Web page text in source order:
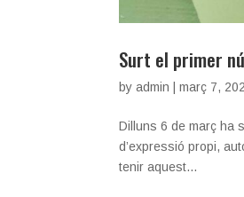
Surt el primer
byadmin |març 7,
Dilluns 6 de març ha
d’expressió propi,
tenir aquest...